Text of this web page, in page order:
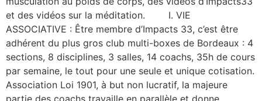
et des vidéos sur la méditation. I. VIE
ASSOCIATIVE : Être membre d’Impacts 33, c’est être
adhérent du plus gros club multi-boxes de Bordeaux : 4
sections, 8 disciplines, 3 salles, 14 coachs, 35h de cours
par semaine, le tout pour une seule et unique cotisation.
Association Loi 1901, à but non lucratif, la majeure
partie des coachs travaille en parallèle et donne